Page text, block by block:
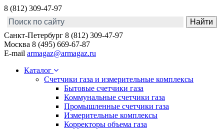
8 (812) 309-47-97
Санкт-Петербург 8 (812) 309-47-97
Москва 8 (495) 669-67-87
E-mail armagaz@armagaz.ru
Каталог
Счетчики газа и измерительные комплексы
Бытовые счетчики газа
Коммунальные счетчики газа
Промышленные счетчики газа
Измерительные комплексы
Корректоры объема газа